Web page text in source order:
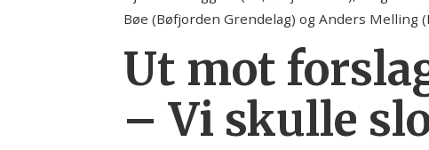
Bøe (Bøfjorden Grendelag) og Anders Melling
Ut mot
– Vi skulle